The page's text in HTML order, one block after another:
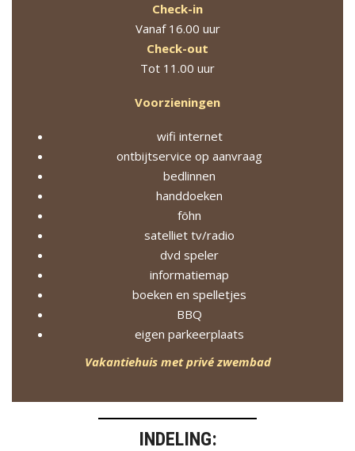
Check-in
Vanaf 16.00 uur
Check-out
Tot 11.00 uur
Voorzieningen
wifi internet
ontbijtservice op aanvraag
bedlinnen
handdoeken
föhn
satelliet tv/radio
dvd speler
informatiemap
boeken en spelletjes
BBQ
eigen parkeerplaats
Vakantiehuis met privé zwembad
INDELING: